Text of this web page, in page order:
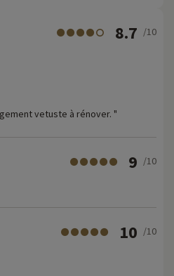
8.7 /10
vetuste à rénover. "
9 /10
10 /10